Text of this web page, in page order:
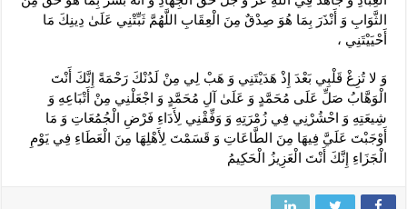
الثَّوَابِ وَ أَنْذَرَ بِمَا هُوَ صِدْقٌ مِنَ الْعِقَابِ اللَّهُمَّ ثَبِّتْنِي عَلَىٰ دِينِكَ مَا
أَحْيَيْتَنِي ،
وَ لا تُزِغْ قَلْبِي بَعْدَ إِذْ هَدَيْتَنِي وَ هَبْ لِي مِنْ لَدُنْكَ رَحْمَةً إِنَّكَ أَنْتَ
الْوَهَّابُ صَلِّ عَلَى مُحَمَّدٍ وَ عَلَىٰ آلِ مُحَمَّدٍ وَ اجْعَلْنِي مِنْ أَتْبَاعِهِ وَ
شِيعَتِهِ وَ احْشُرْنِي فِي زُمْرَتِهِ وَ وَفِّقْنِي لِأَدَاءِ فَرْضِ الْجُمُعَاتِ وَ مَا
أَوْجَبْتَ عَلَيَّ فِيهَا مِنَ الطَّاعَاتِ وَ قَسَمْتَ لِأَهْلِهَا مِنَ الْعَطَاءِ فِي يَوْمِ
الْجَزَاءِ إِنَّكَ أَنْتَ الْعَزِيزُ الْحَكِيمُ